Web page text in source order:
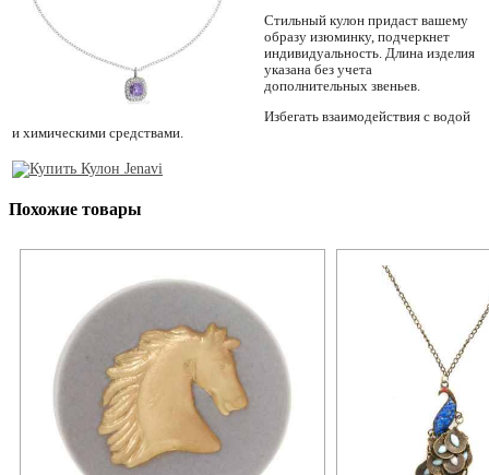
Стильный кулон придаст вашему
образу изюминку, подчеркнет
индивидуальность. Длина изделия
указана без учета
дополнительных звеньев.
Избегать взаимодействия с водой
и химическими средствами.
Похожие товары